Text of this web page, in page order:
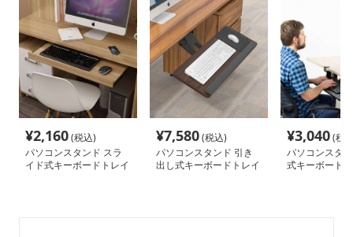
¥2,160(税込)
パソコンスタンド スラ
イド式キーボードトレイ
¥7,580(税込)
パソコンスタンド 引き
出し式キーボードトレイ
¥3,040(税
パソコンスタ
式キーボード